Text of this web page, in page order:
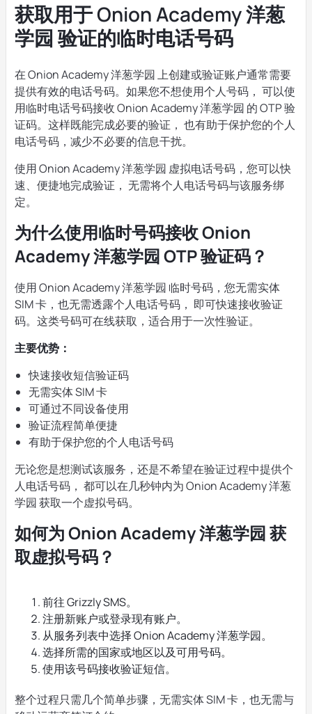
获取用于 Onion Academy 洋葱
学园 验证的临时电话号码
在 Onion Academy 洋葱学园 上创建或验证账户通常需要
提供有效的电话号码。如果您不想使用个人号码， 可以使
用临时电话号码接收 Onion Academy 洋葱学园 的 OTP 验
证码。这样既能完成必要的验证， 也有助于保护您的个人
电话号码，减少不必要的信息干扰。
使用 Onion Academy 洋葱学园 虚拟电话号码，您可以快
速、便捷地完成验证， 无需将个人电话号码与该服务绑
定。
为什么使用临时号码接收 Onion
Academy 洋葱学园 OTP 验证码？
使用 Onion Academy 洋葱学园 临时号码，您无需实体
SIM 卡，也无需透露个人电话号码， 即可快速接收验证
码。这类号码可在线获取，适合用于一次性验证。
主要优势：
快速接收短信验证码
无需实体 SIM 卡
可通过不同设备使用
验证流程简单便捷
有助于保护您的个人电话号码
无论您是想测试该服务，还是不希望在验证过程中提供个
人电话号码， 都可以在几秒钟内为 Onion Academy 洋葱
学园 获取一个虚拟号码。
如何为 Onion Academy 洋葱学园 获
取虚拟号码？
前往 Grizzly SMS。
注册新账户或登录现有账户。
从服务列表中选择 Onion Academy 洋葱学园。
选择所需的国家或地区以及可用号码。
使用该号码接收验证短信。
整个过程只需几个简单步骤，无需实体 SIM 卡，也无需与